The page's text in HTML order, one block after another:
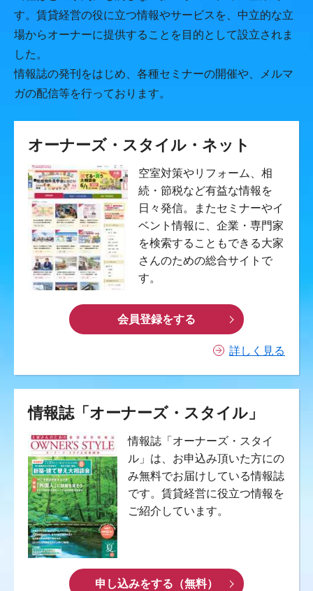
す。賃貸経営の役に立つ情報やサービスを、中立的な立
場からオーナーに提供することを目的として設立されま
した。
情報誌の発刊をはじめ、各種セミナーの開催や、メルマ
ガの配信等を行っております。
オーナーズ・スタイル・ネット
空室対策やリフォーム、相
続・節税など有益な情報を
日々発信。またセミナーやイ
ベント情報に、企業・専門家
を検索することもできる大家
さんのための総合サイトで
す。
会員登録をする
詳しく見る
情報誌「オーナーズ・スタイル」
情報誌「オーナーズ・スタイ
ル」は、お申込み頂いた方にの
み無料でお届けしている情報誌
です。賃貸経営に役立つ情報を
ご紹介しています。
申し込みをする（無料）